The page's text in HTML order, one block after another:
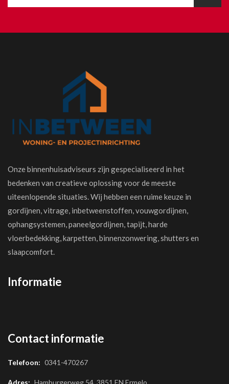
Onze binnenhuisadviseurs zijn gespecialiseerd in het
bedenken van creatieve oplossing voor de meeste
uiteenlopende situaties. Wij hebben een ruime keuze in
gordijnen, vitrage, inbetweenstoffen, vouwgordijnen,
ophangsystemen, paneelgordijnen, tapijt, harde
vloerbedekking, karpetten, binnenzonwering, shutters en
slaapcomfort.
Informatie
Contact informatie
Telefoon: 0341-470267
Adres: Hamburgerweg 54, 3851 EN Ermelo